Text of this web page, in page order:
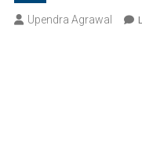
Upendra Agrawal